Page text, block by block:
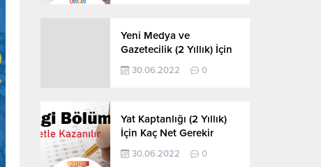
Yeni Medya ve
Gazetecilik (2 Yıllık) İçin
Kaç Net Gerekir 2022
30.06.2022 0
Yat Kaptanlığı (2 Yıllık)
İçin Kaç Net Gerekir
2022
30.06.2022 0